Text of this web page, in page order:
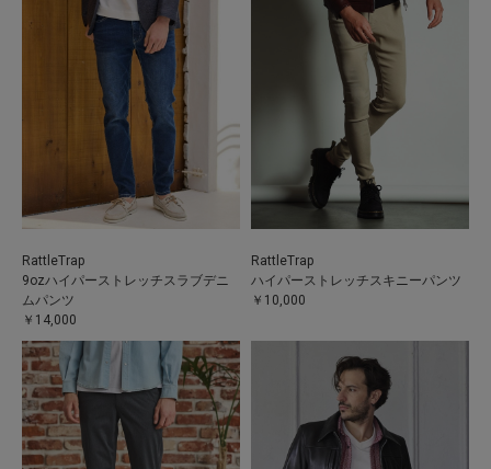
RattleTrap
9ozハイパーストレッチスラブデニ
ムパンツ
￥14,000
RattleTrap
ハイパーストレッチスキニーパンツ
￥10,000